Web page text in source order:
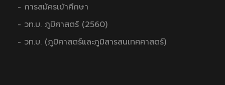
- การสมัครเข้าศึกษา
- วท.บ. ภูมิศาสตร์ (2560)
- วท.บ. (ภูมิศาสตร์และภูมิสารสนเทศศาสตร์)